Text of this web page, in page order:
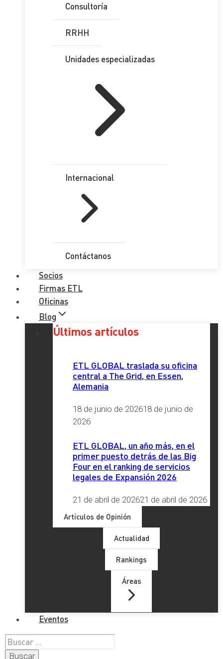
Consultoría
RRHH
Unidades especializadas
Internacional
Contáctanos
Socios
Firmas ETL
Oficinas
Blog
Últimos artículos
ETL GLOBAL traslada su oficina
central a The Grid, en Essen,
Alemania
18 de junio de 202618 de junio de
2026
ETL GLOBAL, un año más, en el
primer puesto detrás de las Big
Four en el ranking de servicios
legales de Expansión 2026
21 de abril de 202621 de abril de 2026
Artículos de Opinión
Actualidad
Rankings
Áreas
Eventos
Buscar: